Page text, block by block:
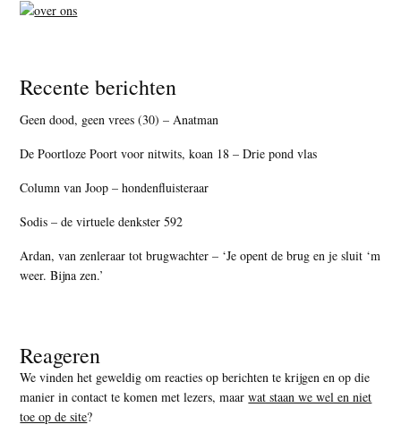
Recente berichten
Geen dood, geen vrees (30) – Anatman
De Poortloze Poort voor nitwits, koan 18 – Drie pond vlas
Column van Joop – hondenfluisteraar
Sodis – de virtuele denkster 592
Ardan, van zenleraar tot brugwachter – ‘Je opent de brug en je sluit ‘m
weer. Bijna zen.’
Reageren
We vinden het geweldig om reacties op berichten te krijgen en op die
manier in contact te komen met lezers, maarwat staan we wel en niet
toe op de site?